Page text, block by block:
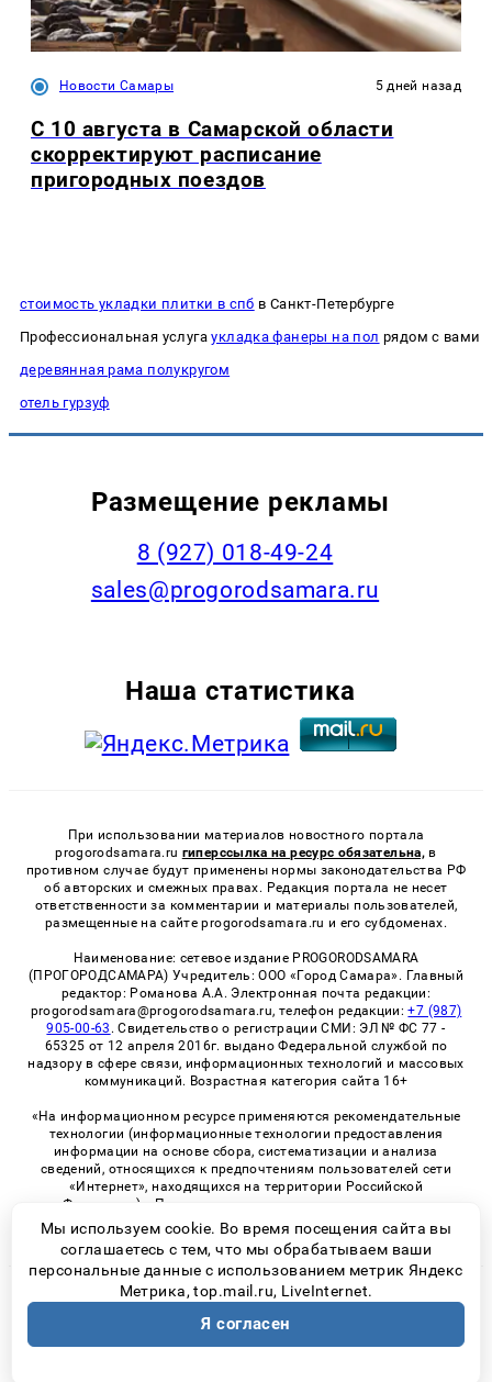
Новости Самары 5 дней назад
С 10 августа в Самарской области
скорректируют расписание
пригородных поездов
стоимость укладки плитки в спб в Санкт-Петербурге
Профессиональная услугаукладка фанеры на пол рядом с вами
деревянная рама полукругом
отель гурзуф
Размещение рекламы
8 (927) 018-49-24
sales@progorodsamara.ru
Наша статистика
При использовании материалов новостного портала
progorodsamara.ru гиперссылка на ресурс обязательна, в
противном случае будут применены нормы законодательства РФ
об авторских и смежных правах. Редакция портала не несет
ответственности за комментарии и материалы пользователей,
размещенные на сайте progorodsamara.ru и его субдоменах.
Наименование: сетевое издание PROGORODSAMARA
(ПРОГОРОДСАМАРА) Учредитель: ООО «Город Самара». Главный
редактор: Романова А.А. Электронная почта редакции:
progorodsamara@progorodsamara.ru, телефон редакции:+7 (987)
905-00-63 . Свидетельство о регистрации СМИ: ЭЛ № ФС 77 -
65325 от 12 апреля 2016г. выдано Федеральной службой по
надзору в сфере связи, информационных технологий и массовых
коммуникаций. Возрастная категория сайта 16+
«На информационном ресурсе применяются рекомендательные
технологии (информационные технологии предоставления
информации на основе сбора, систематизации и анализа
сведений, относящихся к предпочтениям пользователей сети
«Интернет», находящихся на территории Российской
Федерации)». Правила применения рекомендательных
технологий в виджетах рекламно-обменной сети
«СМИ2» (PDF)
© 2026 «ProGorodSamara» | Все права защищены
Возрастная категория сайта 16+
Политика конфиденциальности
Мы используем cookie. Во время посещения сайта вы
соглашаетесь с тем, что мы обрабатываем ваши
персональные данные с использованием метрик Яндекс
Метрика, top.mail.ru, LiveInternet.
Я согласен